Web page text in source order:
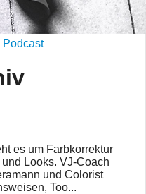
Podcast
es um Farbkorrektur
Looks. VJ-Coach
und Colorist
Too...